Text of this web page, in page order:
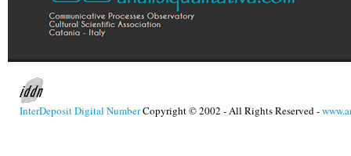
InterDeposit Digital NumberCopyright © 2002 - All Rights Reserved -